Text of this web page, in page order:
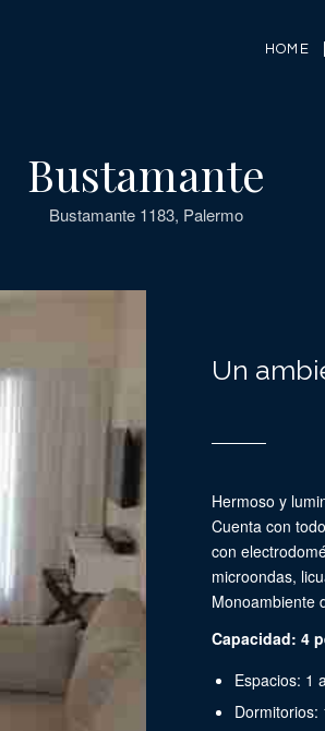
HOME
Bustamante
Bustamante 1183, Palermo
Un
Hermoso y
Cuenta con
con
microondas,
Monoambiente
Capacidad: 4
Espacios: 1
Dormitorios: